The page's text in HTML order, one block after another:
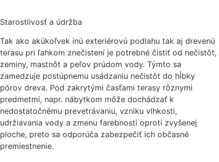
Starostlivosť a údržba
Tak ako akúkoľvek inú exteriérovú podlahu tak aj drevenú
terasu pri ľahkom znečistení je potrebné čistiť od nečistôt,
zeminy, mastnôt a peľov prúdom vody. Týmto sa
zamedzuje postúpnemu usádzaniu nečistôt do hĺbky
pórov dreva. Pod zakrytými časťami terasy rôznymi
predmetmi, napr. nábytkom môže dochádzať k
nedostatočnému prevetrávaniu, vzniku vlhkosti,
udržiavania vody a zmenu farebnosti oproti zvyšenej
ploche, preto sa odporúča zabezpečiť ich občasné
premiestnenie.